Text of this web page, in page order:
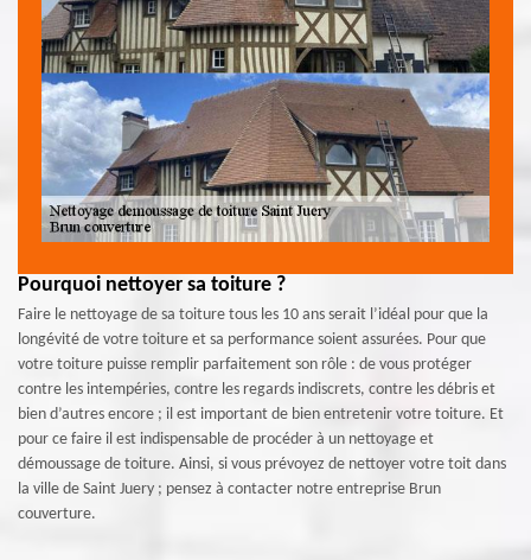
Pourquoi nettoyer sa toiture ?
Faire le nettoyage de sa toiture tous les 10 ans serait l’idéal pour que la
longévité de votre toiture et sa performance soient assurées. Pour que
votre toiture puisse remplir parfaitement son rôle : de vous protéger
contre les intempéries, contre les regards indiscrets, contre les débris et
bien d’autres encore ; il est important de bien entretenir votre toiture. Et
pour ce faire il est indispensable de procéder à un nettoyage et
démoussage de toiture. Ainsi, si vous prévoyez de nettoyer votre toit dans
la ville de Saint Juery ; pensez à contacter notre entreprise Brun
couverture.